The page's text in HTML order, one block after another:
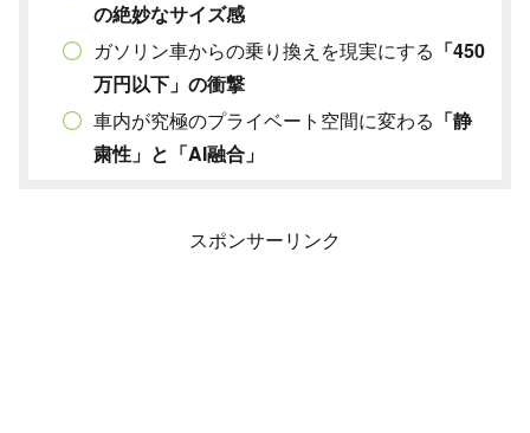
の絶妙なサイズ感
ガソリン車からの乗り換えを現実にする 「450
万円以下」の衝撃
車内が究極のプライベート空間に変わる 「静
粛性」と「AI融合」
スポンサーリンク